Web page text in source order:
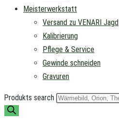
Meisterwerkstatt
Versand zu VENARI Jagd
Kalibrierung
Pflege & Service
Gewinde schneiden
Gravuren
Produkts search